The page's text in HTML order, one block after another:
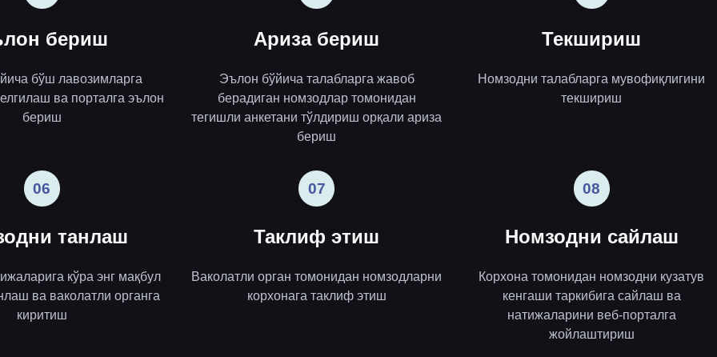
бериш
бўш лавозимларга
ва порталга эълон
бериш
Ариза бериш
Эълон бўйича талабларга жавоб
берадиган номзодлар томонидан
тегишли анкетани тўлдириш орқали ариза
бериш
Текшириш
Номзодни талабларга мувофиқлигини
текшириш
06
танлаш
кўра энг мақбул
ва ваколатли органга
киритиш
07
Таклиф этиш
Ваколатли орган томонидан номзодларни
корхонага таклиф этиш
08
Номзодни сайлаш
Корхона томонидан номзодни кузатув
кенгаши таркибига сайлаш ва
натижаларини веб-порталга
жойлаштириш